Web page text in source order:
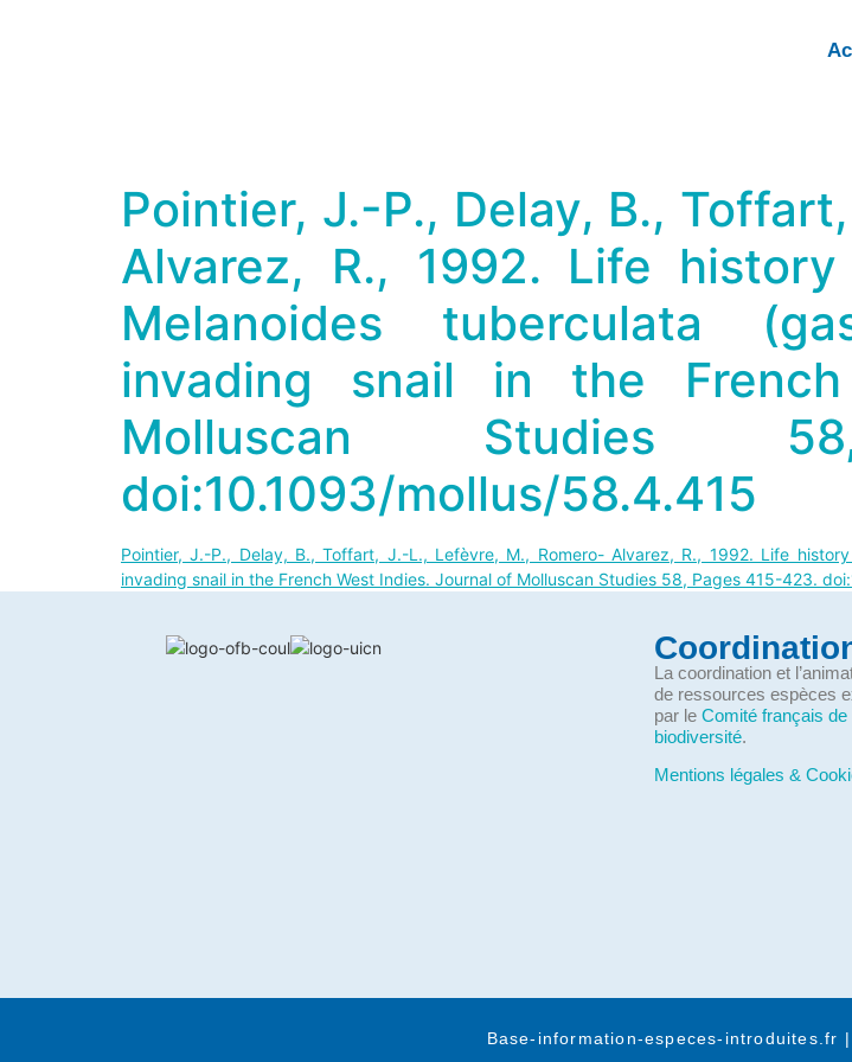
Pointier, J.-P., Delay, B.,
Alvarez, R., 1992. Life
Melanoides tuberculata
invading snail in the
Molluscan Studies
doi:10.1093/mollus/58.4.415
Pointier, J.-P., Delay, B., Toffart, J.-L., Lefèvre, M., Romero- Alvarez, R., 1992. Life
invading snail in the French West Indies. Journal of Molluscan Studies 58, Pages 415-423.
La coordination et
de ressources espèces
par le Comité français de
biodiversité.
Mentions légales &
Base-information-especes-introduites.fr